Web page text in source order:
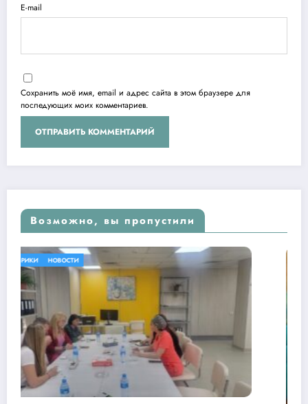
E-mail
Сохранить моё имя, email и адрес сайта в этом браузере для
последующих моих комментариев.
Возможно, вы пропустили
БЕЗ РУБРИКИ